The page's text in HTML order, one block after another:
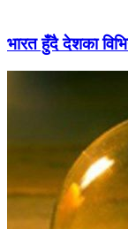
भारत हुँदै देशका